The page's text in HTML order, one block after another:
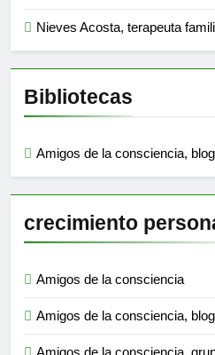
Nieves Acosta, terapeuta
Bibliotecas
Amigos de la consciencia, blog
crecimiento
Amigos de la consciencia
Amigos de la consciencia, blog
Amigos de la consciencia,